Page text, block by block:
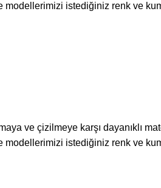
modellerimizi istediğiniz renk ve
ve çizilmeye karşı dayanıklı
modellerimizi istediğiniz renk ve